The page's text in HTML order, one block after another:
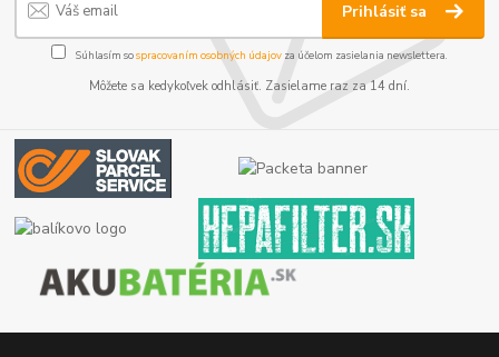
Prihlásiť sa
Súhlasím sospracovaním osobných údajov za účelom zasielania newslettera.
Môžete sa kedykoľvek odhlásiť. Zasielame raz za 14 dní.